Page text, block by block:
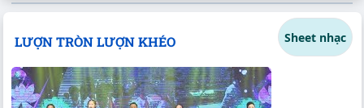
LƯỢN TRÒN LƯỢN KHÉO Sheet nhạc